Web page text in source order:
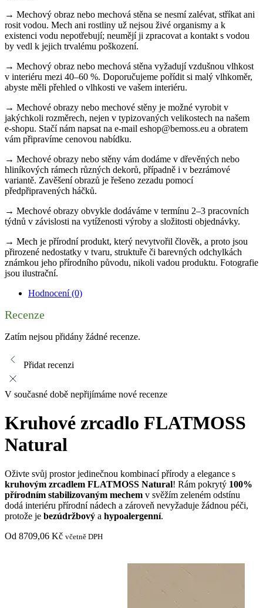
→ Mechový obraz nebo mechová stěna se nesmí zalévat, stříkat ani
rosit vodou. Mech ani rostliny už nejsou živé organismy a k
existenci vodu nepotřebují; neumějí ji zpracovat a kontakt s vodou
by vedl k jejich trvalému poškození.
→ Mechový obraz nebo mechová stěna vyžadují vzdušnou vlhkost
v interiéru mezi 40–60 %. Doporučujeme pořídit si malý vlhkoměr,
abyste měli přehled o vlhkosti ve vašem interiéru.
→ Mechové obrazy nebo mechové stěny je možné vyrobit v
jakýchkoli rozměrech, nejen v typizovaných velikostech na našem
e-shopu. Stačí nám napsat na e-mail eshop@bemoss.eu a obratem
vám připravíme cenovou nabídku.
→ Mechové obrazy nebo stěny vám dodáme v dřevěných nebo
hliníkových rámech různých dekorů, případně i v bezrámové
variantě. Zavěšení obrazů je řešeno zezadu pomocí
předpřipravených háčků.
→ Mechové obrazy obvykle dodáváme v termínu 2–3 pracovních
týdnů v závislosti na vytíženosti výroby a složitosti objednávky.
→ Mech je přírodní produkt, který nevytvořil člověk, a proto jsou
přirozené nedostatky v tvaru, struktuře či barevných odchylkách
známkou jeho přírodního původu, nikoli vadou produktu. Fotografie
jsou ilustrační.
Hodnocení (0)
Recenze
Zatím nejsou přidány žádné recenze.
Přidat recenzi
V současné době nepřijímáme nové recenze
Kruhové zrcadlo FLATMOSS
Natural
Oživte svůj prostor jedinečnou kombinací přírody a elegance s
kruhovým zrcadlem FLATMOSS Natural! Rám pokrytý 100%
přírodním stabilizovaným mechem v svěžím zeleném odstínu
dodá interiéru přírodní nádech a zároveň nevyžaduje žádnou péči,
protože je bezúdržbový a hypoalergenní.
Od 8709,06 Kč včetně DPH